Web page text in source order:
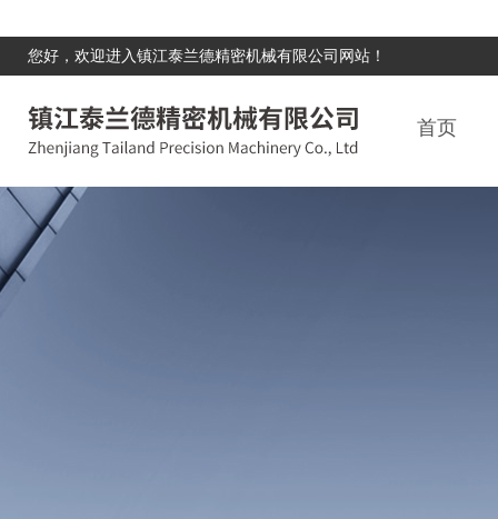
您好，欢迎进入镇江泰兰德精密机械有限公司网站！
首页